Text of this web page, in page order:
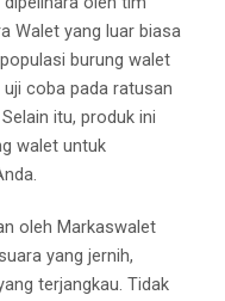
Walet yang luar biasa
burung walet
coba pada ratusan
itu, produk ini
walet untuk
oleh Markaswalet
yang jernih,
terjangkau. Tidak